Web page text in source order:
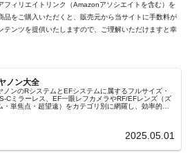
フィリエイトリンク（Amazonアソシエイトを含む）を
品をご購入いただくと、販売元から当サイトに手数料が
テンツを提供いたしますので、ご理解いただけますと幸
ノン大全
ノンのRシステムとEFシステムに属するフルサイズ・
Cミラーレス、EF一眼レフカメラやRF/EFレンズ（ズ
・単焦点・超望遠）をカテゴリ別に網羅し、効率的に
2025.05.01